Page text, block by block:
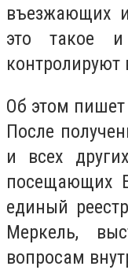
въезжающих
это такое
контролируют
Об этом пишет
После
и всех
посещающих
единый
Меркель,
вопросам